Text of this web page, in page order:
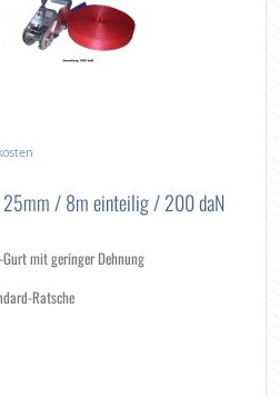
25mm / 8m einteilig / 200 daN
mit geringer Dehnung
Ratsche